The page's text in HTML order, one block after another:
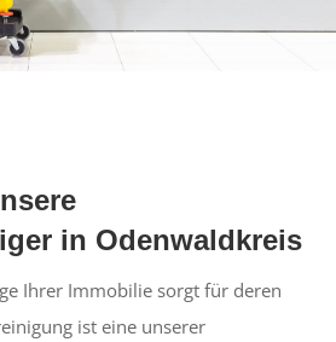
in Odenwaldkreis
Ihrer Immobilie sorgt für deren
ist eine unserer